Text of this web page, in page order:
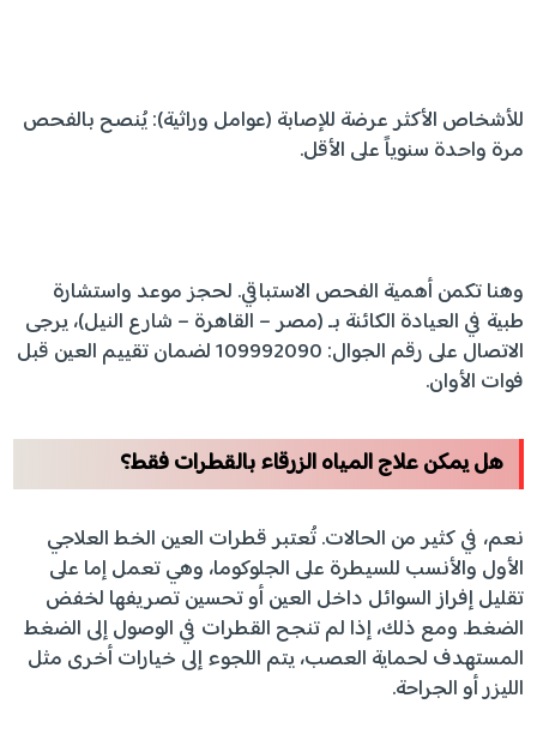
للأشخاص الأكثر عرضة للإصابة (عوامل وراثية): يُنصح بالفحص
مرة واحدة سنوياً على الأقل.
وهنا تكمن أهمية الفحص الاستباقي. لحجز موعد واستشارة
طبية في العيادة الكائنة بـ (مصر – القاهرة – شارع النيل)، يرجى
الاتصال على رقم الجوال: 109992090 لضمان تقييم العين قبل
فوات الأوان.
هل يمكن علاج المياه الزرقاء بالقطرات فقط؟
نعم، في كثير من الحالات. تُعتبر قطرات العين الخط العلاجي
الأول والأنسب للسيطرة على الجلوكوما، وهي تعمل إما على
تقليل إفراز السوائل داخل العين أو تحسين تصريفها لخفض
الضغط. ومع ذلك، إذا لم تنجح القطرات في الوصول إلى الضغط
المستهدف لحماية العصب، يتم اللجوء إلى خيارات أخرى مثل
الليزر أو الجراحة.